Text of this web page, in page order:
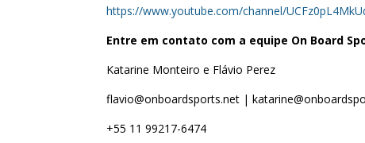
https://www.youtube.com/channel/
Entre em contato com a equipe On Board
Katarine Monteiro e Flávio Perez
flavio@onboardsports.net |
+55 11 99217-6474